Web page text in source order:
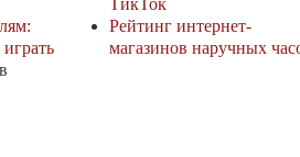
ТикТок
Рейтинг интернет-
магазинов наручных